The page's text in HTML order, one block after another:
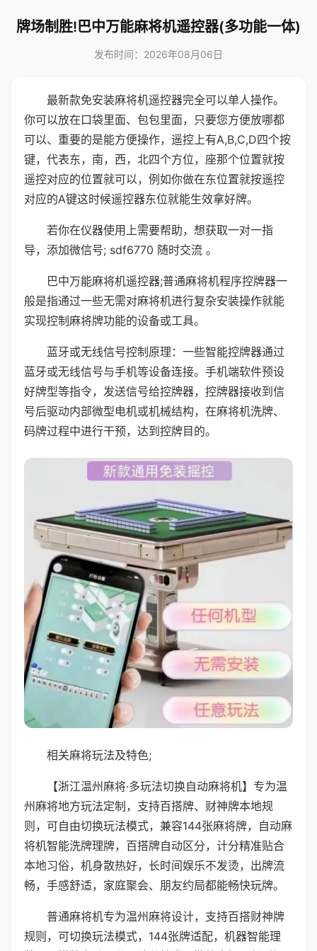
牌场制胜!巴中万能麻将机遥控器(多功能一体)
发布时间：2026年08月06日
最新款免安装麻将机遥控器完全可以单人操作。
你可以放在口袋里面、包包里面，只要您方便放哪都
可以、重要的是能方便操作，遥控上有A,B,C,D四个按
键，代表东，南，西，北四个方位，座那个位置就按
遥控对应的位置就可以，例如你做在东位置就按遥控
对应的A键这时候遥控器东位就能生效拿好牌。
若你在仪器使用上需要帮助，想获取一对一指
导，添加微信号; sdf6770 随时交流 。
巴中万能麻将机遥控器;普通麻将机程序控牌器一
般是指通过一些无需对麻将机进行复杂安装操作就能
实现控制麻将牌功能的设备或工具。
蓝牙或无线信号控制原理：一些智能控牌器通过
蓝牙或无线信号与手机等设备连接。手机端软件预设
好牌型等指令，发送信号给控牌器，控牌器接收到信
号后驱动内部微型电机或机械结构，在麻将机洗牌、
码牌过程中进行干预，达到控牌目的。
相关麻将玩法及特色;
【浙江温州麻将·多玩法切换自动麻将机】专为温
州麻将地方玩法定制，支持百搭牌、财神牌本地规
则，可自由切换玩法模式，兼容144张麻将牌，自动麻
将机智能洗牌理牌，百搭牌自动区分，计分精准贴合
本地习俗，机身散热好，长时间娱乐不发烫，出牌流
畅，手感舒适，家庭聚会、朋友约局都能畅快玩牌。
普通麻将机专为温州麻将设计，支持百搭财神牌
规则，可切换玩法模式，144张牌适配，机器智能理